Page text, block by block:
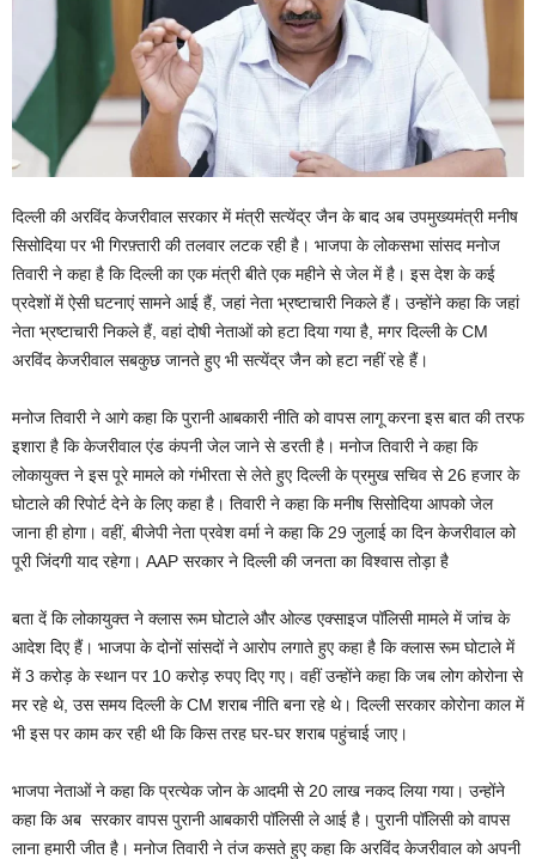
दिल्ली की अरविंद केजरीवाल सरकार में मंत्री सत्येंद्र जैन के बाद अब उपमुख्यमंत्री मनीष
सिसोदिया पर भी गिरफ़्तारी की तलवार लटक रही है। भाजपा के लोकसभा सांसद मनोज
तिवारी ने कहा है कि दिल्ली का एक मंत्री बीते एक महीने से जेल में है। इस देश के कई
प्रदेशों में ऐसी घटनाएं सामने आई हैं, जहां नेता भ्रष्टाचारी निकले हैं। उन्होंने कहा कि जहां
नेता भ्रष्टाचारी निकले हैं, वहां दोषी नेताओं को हटा दिया गया है, मगर दिल्ली के CM
अरविंद केजरीवाल सबकुछ जानते हुए भी सत्येंद्र जैन को हटा नहीं रहे हैं।
मनोज तिवारी ने आगे कहा कि पुरानी आबकारी नीति को वापस लागू करना इस बात की तरफ
इशारा है कि केजरीवाल एंड कंपनी जेल जाने से डरती है। मनोज तिवारी ने कहा कि
लोकायुक्त ने इस पूरे मामले को गंभीरता से लेते हुए दिल्ली के प्रमुख सचिव से 26 हजार के
घोटाले की रिपोर्ट देने के लिए कहा है। तिवारी ने कहा कि मनीष सिसोदिया आपको जेल
जाना ही होगा। वहीं, बीजेपी नेता प्रवेश वर्मा ने कहा कि 29 जुलाई का दिन केजरीवाल को
पूरी जिंदगी याद रहेगा। AAP सरकार ने दिल्ली की जनता का विश्वास तोड़ा है
बता दें कि लोकायुक्त ने क्लास रूम घोटाले और ओल्ड एक्साइज पॉलिसी मामले में जांच के
आदेश दिए हैं। भाजपा के दोनों सांसदों ने आरोप लगाते हुए कहा है कि क्लास रूम घोटाले में
में 3 करोड़ के स्थान पर 10 करोड़ रुपए दिए गए। वहीं उन्होंने कहा कि जब लोग कोरोना से
मर रहे थे, उस समय दिल्ली के CM शराब नीति बना रहे थे। दिल्ली सरकार कोरोना काल में
भी इस पर काम कर रही थी कि किस तरह घर-घर शराब पहुंचाई जाए।
भाजपा नेताओं ने कहा कि प्रत्येक जोन के आदमी से 20 लाख नकद लिया गया। उन्होंने
कहा कि अब सरकार वापस पुरानी आबकारी पॉलिसी ले आई है। पुरानी पॉलिसी को वापस
लाना हमारी जीत है। मनोज तिवारी ने तंज कसते हुए कहा कि अरविंद केजरीवाल को अपनी